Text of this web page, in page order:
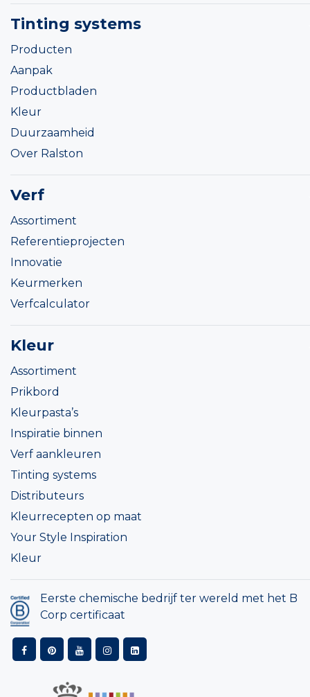
Tinting systems
Producten
Aanpak
Productbladen
Kleur
Duurzaamheid
Over Ralston
Verf
Assortiment
Referentieprojecten
Innovatie
Keurmerken
Verfcalculator
Kleur
Assortiment
Prikbord
Kleurpasta’s
Inspiratie binnen
Verf aankleuren
Tinting systems
Distributeurs
Kleurrecepten op maat
Your Style Inspiration
Kleur
Eerste chemische bedrijf ter wereld met het B
Corp certificaat